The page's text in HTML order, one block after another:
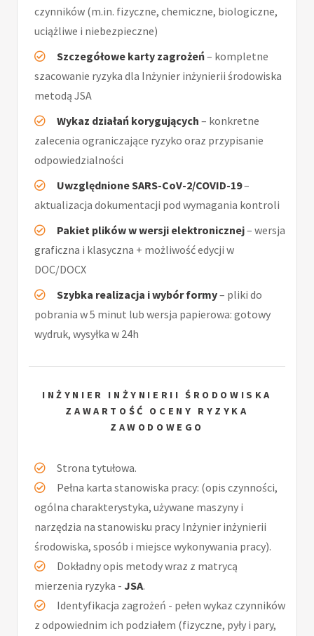
czynników (m.in. fizyczne, chemiczne, biologiczne,
uciążliwe i niebezpieczne)
Szczegółowe karty zagrożeń– kompletne
szacowanie ryzyka dla Inżynier inżynierii środowiska
metodą JSA
Wykaz działań korygujących – konkretne
zalecenia ograniczające ryzyko oraz przypisanie
odpowiedzialności
Uwzględnione SARS-CoV-2/COVID-19–
aktualizacja dokumentacji pod wymagania kontroli
Pakiet plików w wersji elektronicznej– wersja
graficzna i klasyczna + możliwość edycji w
DOC/DOCX
Szybka realizacja i wybór formy– pliki do
pobrania w 5 minut lub wersja papierowa: gotowy
wydruk, wysyłka w 24h
INŻYNIER INŻYNIERII ŚRODOWISKA
ZAWARTOŚĆ OCENY RYZYKA
ZAWODOWEGO
Strona tytułowa.
Pełna karta stanowiska pracy: (opis czynności,
ogólna charakterystyka, używane maszyny i
narzędzia na stanowisku pracy Inżynier inżynierii
środowiska, sposób i miejsce wykonywania pracy).
Dokładny opis metody wraz z matrycą
mierzenia ryzyka - JSA.
Identyfikacja zagrożeń - pełen wykaz czynników
z odpowiednim ich podziałem (fizyczne, pyły i pary,